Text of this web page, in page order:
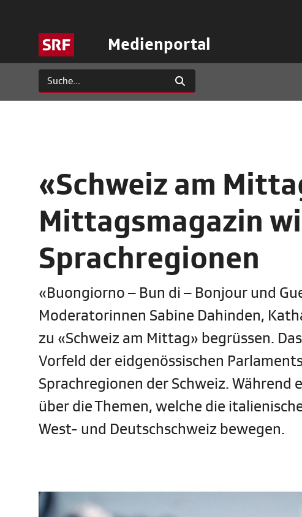
Medienportal
«Schweiz am
Mittagsmagazin
Sprachregionen
«Buongiorno – Bun di – Bonjour und
Moderatorinnen Sabine Dahinden,
zu «Schweiz am Mittag» begrüssen.
Vorfeld der eidgenössischen
Sprachregionen der Schweiz.
über die Themen, welche die
West- und Deutschschweiz bewegen.